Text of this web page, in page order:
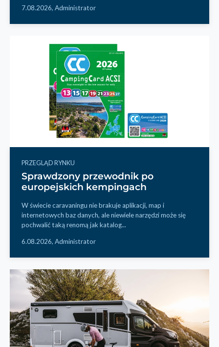
7.08.2026, Administrator
PRZEGLĄD RYNKU
Sprawdzony przewodnik po
europejskich kempingach
W świecie caravaningu nie brakuje aplikacji, map i
internetowych baz danych, ale niewiele narzędzi może się
pochwalić taką renomą jak katalog...
6.08.2026, Administrator